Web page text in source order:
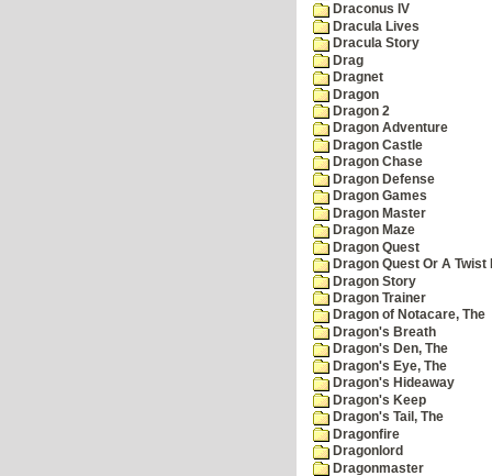
Draconus IV
Dracula Lives
Dracula Story
Drag
Dragnet
Dragon
Dragon 2
Dragon Adventure
Dragon Castle
Dragon Chase
Dragon Defense
Dragon Games
Dragon Master
Dragon Maze
Dragon Quest
Dragon Quest Or A Twist
Dragon Story
Dragon Trainer
Dragon of Notacare, The
Dragon's Breath
Dragon's Den, The
Dragon's Eye, The
Dragon's Hideaway
Dragon's Keep
Dragon's Tail, The
Dragonfire
Dragonlord
Dragonmaster